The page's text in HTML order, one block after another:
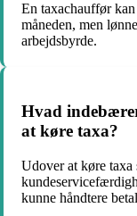
En taxachauffør
måneden, men
arbejdsbyrde.
Hvad
at køre taxa?
Udover at køre taxa
kunne håndtere